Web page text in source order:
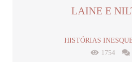
LAINE E
HISTÓRIAS
1754